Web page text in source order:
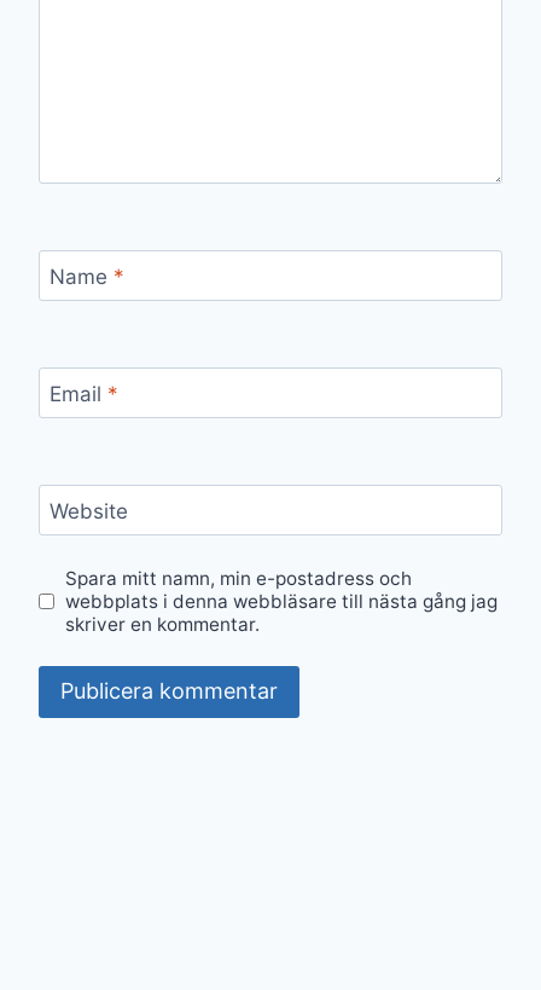
Name *
Email *
Website
Spara mitt namn, min e-postadress och
webbplats i denna webbläsare till nästa gång jag
skriver en kommentar.